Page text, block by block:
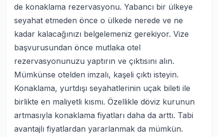
de konaklama rezervasyonu. Yabancı bir ülkeye
seyahat etmeden önce o ülkede nerede ve ne
kadar kalacağınızı belgelemeniz gerekiyor. Vize
başvurusundan önce mutlaka otel
rezervasyonunuzu yaptırın ve çıktısını alın.
Mümkünse otelden imzalı, kaşeli çıktı isteyin.
Konaklama, yurtdışı seyahatlerinin uçak bileti ile
birlikte en maliyetli kısmı. Özellikle döviz kurunun
artmasıyla konaklama fiyatları daha da arttı. Tabi
avantajlı fiyatlardan yararlanmak da mümkün.